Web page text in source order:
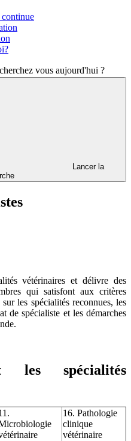
vous aujourd'hui ?
Lancer la
vétérinaires et délivre des
qui satisfont aux critères
les spécialités reconnues, les
de spécialiste et les démarches
les spécialités
16. Pathologie
clinique
vétérinaire